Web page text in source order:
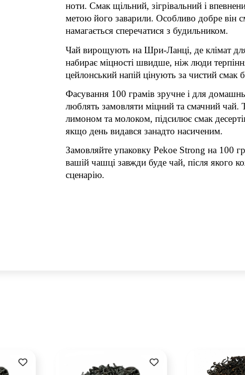
ноти. Смак щільний, зігрівальний і
метою його заварили. Особливо добре він
намагається сперечатися з будильником.
Чай вирощують на Шри-Ланці, де клімат
набирає міцності швидше, ніж люди
цейлонський напій цінують за чистий смак
Фасування 100 грамів зручне і для
люблять замовляти міцний та смачний чай.
лимоном та молоком, підсилює смак
якщо день видався занадто насиченим.
Замовляйте упаковку Pekoe Strong на 100
вашій чашці завжди буде чай, після якого
сценарію.